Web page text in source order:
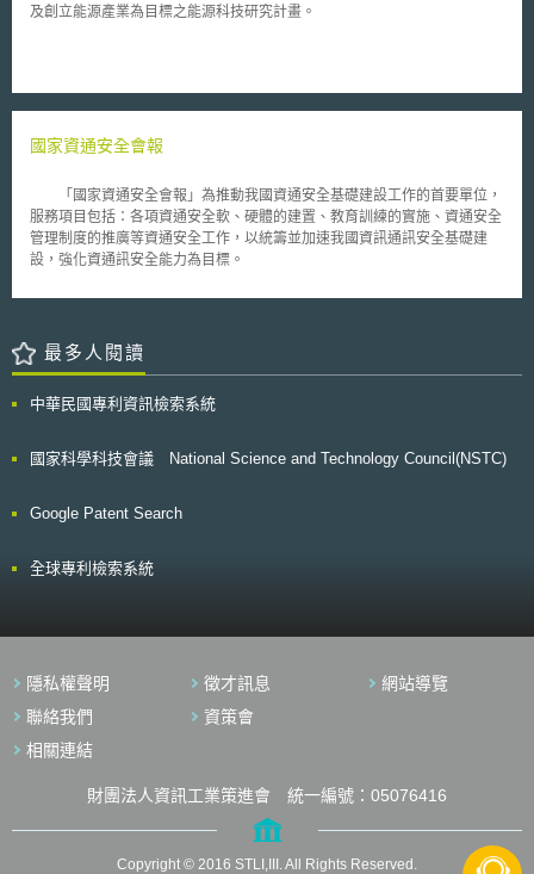
及創立能源產業為目標之能源科技研究計畫。
國家資通安全會報
「國家資通安全會報」為推動我國資通安全基礎建設工作的首要單位，
服務項目包括：各項資通安全軟、硬體的建置、教育訓練的實施、資通安全
管理制度的推廣等資通安全工作，以統籌並加速我國資訊通訊安全基礎建
設，強化資通訊安全能力為目標。
最多人閱讀
中華民國專利資訊檢索系統
國家科學科技會議 National Science and Technology Council(NSTC)
Google Patent Search
全球專利檢索系統
隱私權聲明 徵才訊息
網站導覽
聯絡我們
資策會
相關連結
財團法人資訊工業策進會 統一編號：05076416
Copyright © 2016 STLI,III. All Rights Reserved.